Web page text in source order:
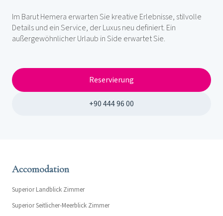
Im Barut Hemera erwarten Sie kreative Erlebnisse, stilvolle
Details und ein Service, der Luxus neu definiert. Ein
außergewöhnlicher Urlaub in Side erwartet Sie.
Reservierung
+90 444 96 00
Accomodation
Superior Landblick Zimmer
Superior Seitlicher-Meerblick Zimmer